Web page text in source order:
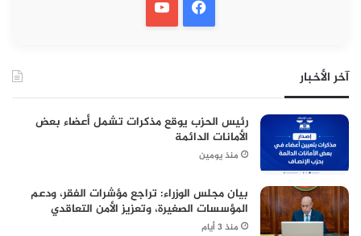
آخر الأخبار
رئيس الحزب يوقع مذكرات تشمل أعضاء بعض
الأمانات الدائمة
منذ يومين
بيان مجلس الوزراء: تراجع مؤشرات الفقر، ودعم
المؤسسات الصغيرة، وتعزيز الأمن التعاقدي
منذ 3 أيام